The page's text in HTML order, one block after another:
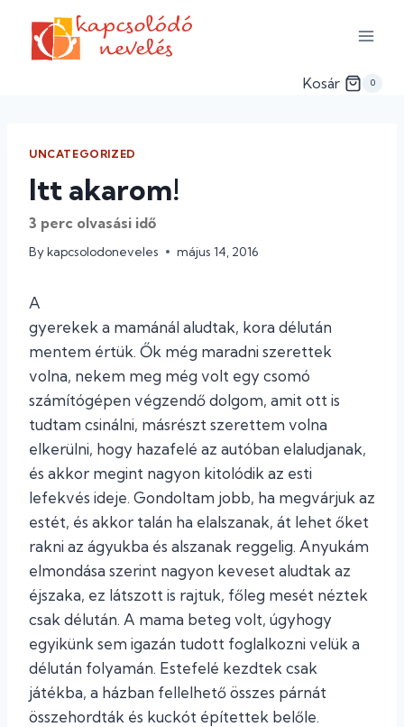
content
Kosár 0
UNCATEGORIZED
Itt akarom!
3 perc olvasási idő
Bykapcsolodoneveles május 14, 2016
A
gyerekek a mamánál aludtak, kora délután
mentem értük. Ők még maradni szerettek
volna, nekem meg még volt egy csomó
számítógépen végzendő dolgom, amit ott is
tudtam csinálni, másrészt szerettem volna
elkerülni, hogy hazafelé az autóban elaludjanak,
és akkor megint nagyon kitolódik az esti
lefekvés ideje. Gondoltam jobb, ha megvárjuk az
estét, és akkor talán ha elalszanak, át lehet őket
rakni az ágyukba és alszanak reggelig. Anyukám
elmondása szerint nagyon keveset aludtak az
éjszaka, ez látszott is rajtuk, főleg mesét néztek
csak délután. A mama beteg volt, úgyhogy
egyikünk sem igazán tudott foglalkozni velük a
délután folyamán. Estefelé kezdtek csak
játékba, a házban fellelhető összes párnát
összehordták és kuckót építettek belőle.